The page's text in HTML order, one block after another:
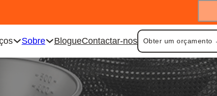
Sobre BlogueContactar-nos Obter um orçamento